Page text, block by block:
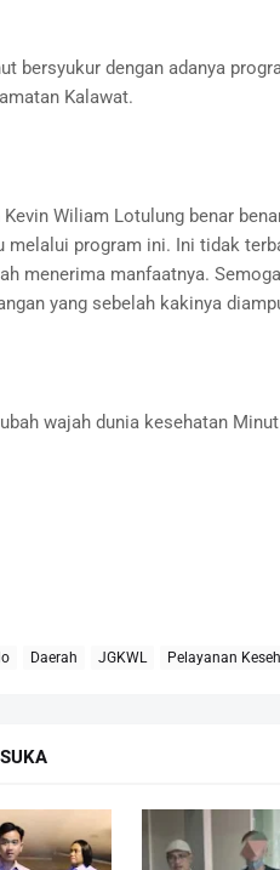
bersyukur dengan adanya
Kalawat.
Kevin Wiliam Lotulung benar
melalui program ini. Ini tidak
menerima manfaatnya.
yang sebelah kakinya
wajah dunia kesehatan
Daerah JGKWL Pelayanan